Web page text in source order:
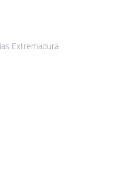
Extremadura